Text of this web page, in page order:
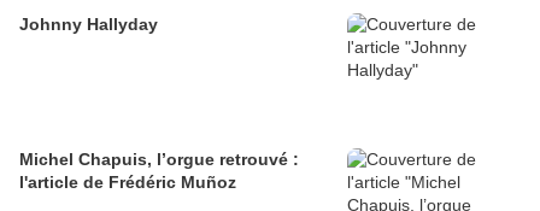
Johnny Hallyday
Michel Chapuis, l’orgue retrouvé :
l'article de Frédéric Muñoz